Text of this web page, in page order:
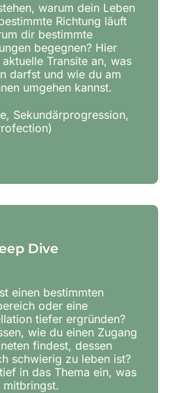
warum dein Leben
Richtung läuft
dir bestimmte
begegnen? Hier
Transite an, was
darfst und wie du am
umgehen kannst.
Sekundärprogression,
Dive
einen bestimmten
oder eine
tiefer ergründen?
wie du einen Zugang
findest, dessen
schwierig zu leben ist?
in das Thema ein, was
mitbringst.